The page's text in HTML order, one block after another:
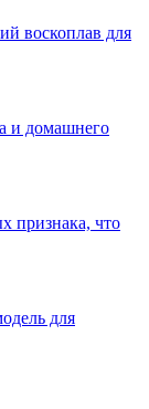
воскоплав для
и домашнего
признака, что
для